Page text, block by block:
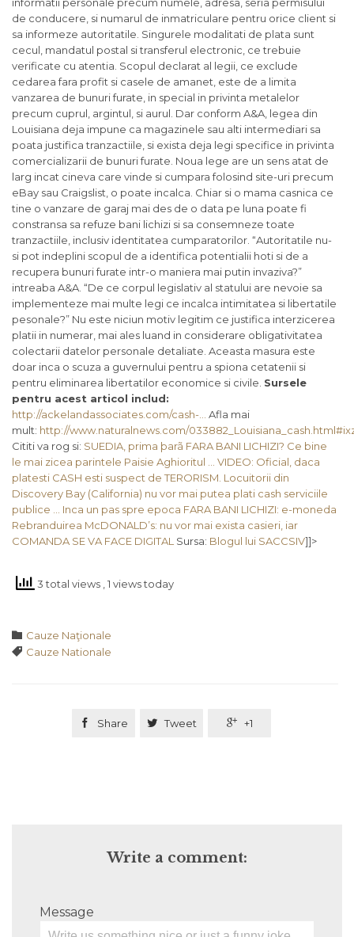
de conducere, si numarul de inmatriculare pentru orice client si
sa informeze autoritatile. Singurele modalitati de plata sunt
cecul, mandatul postal si transferul electronic, ce trebuie
verificate cu atentia. Scopul declarat al legii, ce exclude
cedarea fara profit si casele de amanet, este de a limita
vanzarea de bunuri furate, in special in privinta metalelor
precum cuprul, argintul, si aurul. Dar conform A&A, legea din
Louisiana deja impune ca magazinele sau alti intermediari sa
poata justifica tranzactiile, si exista deja legi specifice in privinta
comercializarii de bunuri furate. Noua lege are un sens atat de
larg incat cineva care vinde si cumpara folosind site-uri precum
eBay sau Craigslist, o poate incalca. Chiar si o mama casnica ce
tine o vanzare de garaj mai des de o data pe luna poate fi
constransa sa refuze bani lichizi si sa consemneze toate
tranzactiile, inclusiv identitatea cumparatorilor. “Autoritatile nu-
si pot indeplini scopul de a identifica potentialii hoti si de a
recupera bunuri furate intr-o maniera mai putin invaziva?”
intreaba A&A. “De ce corpul legislativ al statului are nevoie sa
implementeze mai multe legi ce incalca intimitatea si libertatile
pesonale?” Nu este niciun motiv legitim ce justifica interzicerea
platii in numerar, mai ales luand in considerare obligativitatea
colectarii datelor personale detaliate. Aceasta masura este
doar inca o scuza a guvernului pentru a spiona cetatenii si
pentru eliminarea libertatilor economice si civile. Sursele
pentru acest articol includ:
http://ackelandassociates.com/cash-…
Afla mai
mult: http://www.naturalnews.com/
Cititi va rog si: SUEDIA, prima þarã FARA BANI LICHIZI? Ce bine
le mai zicea parintele Paisie Aghioritul …
VIDEO: Oficial, daca
platesti CASH esti suspect de TERORISM. Locuitorii din
Discovery Bay (California) nu vor mai putea plati cash serviciile
publice …
Inca un pas spre epoca FARA BANI LICHIZI: e-moneda
Rebranduirea McDONALD’s: nu vor mai exista casieri, iar
COMANDA SE VA FACE DIGITAL Sursa: Blogul lui SACCSIV]]>
3 total views , 1 views today
 Category
Cauze Naţionale
 Tags
Cauze Nationale
 Share  Tweet  +1
Write a comment:
Message